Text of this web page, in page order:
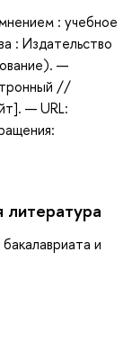
: учебное
: Издательство
—
//
— URL:
и